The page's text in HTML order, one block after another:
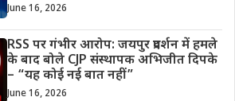
June 16, 2026
RSS पर गंभीर आरोप: जयपुर प्रदर्शन में हमले
के बाद बोले CJP संस्थापक अभिजीत दिपके
– “यह कोई नई बात नहीं”
June 16, 2026